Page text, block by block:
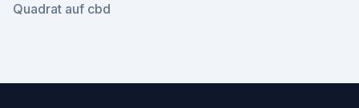
Quadrat auf cbd